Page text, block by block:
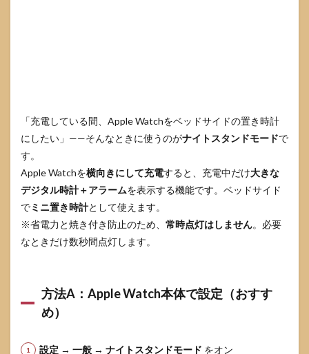
「充電している間、Apple Watchをベッドサイドの置き時計
にしたい」——そんなときに使うのがナイトスタンドモードで
す。
Apple Watchを横向きにして充電すると、充電中だけ大きな
デジタル時計＋アラームを表示する機能です。ベッドサイド
でミニ置き時計として使えます。
※省電力と焼き付き防止のため、 常時点灯はしません。必要
なときだけ数秒間点灯します。
方法A：Apple Watch本体で設定（おすす
め）
設定 → 一般 → ナイトスタンドモード をオン